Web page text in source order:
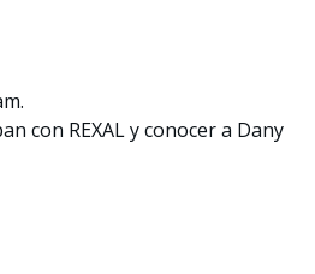
con REXAL y conocer a Dany